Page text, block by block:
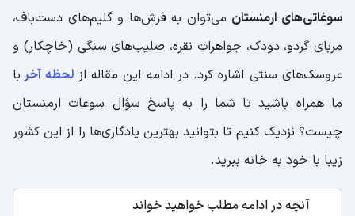
سوغاتی‌های ارمنستان می‌توان به فرش‌ها و گلیم‌های دست‌باف،
مربای گردو، دودک، جواهرات نقره، صلیب‌های سنگی (خاچکار) و
عروسک‌های سنتی اشاره کرد. در ادامه این مقاله ازلحظه آخر با
ما همراه باشید تا شما را به پاسخ سؤال سوغات ارمنستان
چیست؟ نزدیک کنیم تا بتوانید بهترین یادگاری‌ها را از این کشور
زیبا با خود به خانه ببرید.
آنچه در ادامه مطلب خواهید خواند